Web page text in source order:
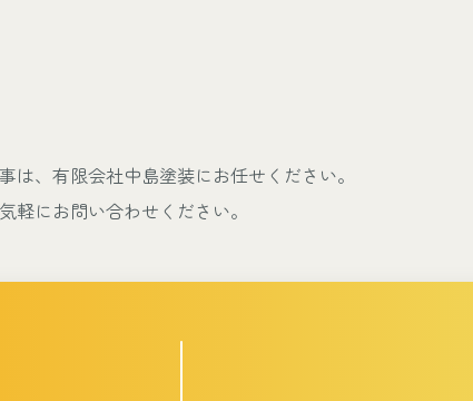
、有限会社中島塗装にお任せください。
軽にお問い合わせください。